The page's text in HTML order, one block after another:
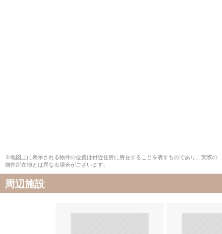
※地図上に表示される物件の位置は付近住所に所在することを表すものであり、実際の
物件所在地とは異なる場合がございます。
周辺施設